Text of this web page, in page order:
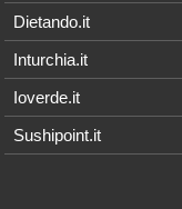
Dietando.it
Inturchia.it
Ioverde.it
Sushipoint.it